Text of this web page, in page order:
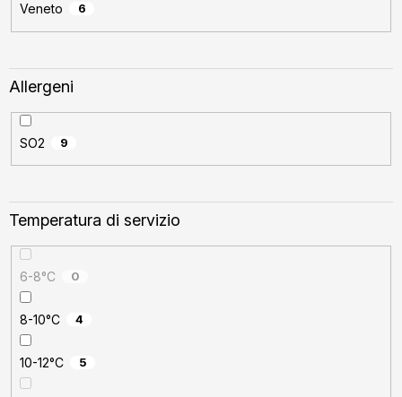
Veneto 6
Allergeni
SO2 9
Temperatura di servizio
6-8°C 0
8-10°C 4
10-12°C 5